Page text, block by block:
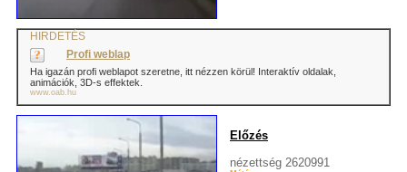
HIRDETÉS
Profi weblap
Ha igazán profi weblapot szeretne, itt nézzen körül! Interaktív oldalak,
animációk, 3D-s effektek.
www.oab.hu
Előzés
nézettség 2620991